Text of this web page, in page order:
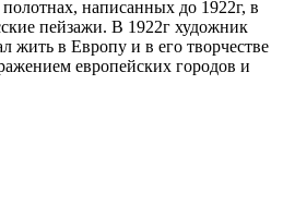
написанных до 1922г, в
пейзажи. В 1922г художник
жить в Европу и в его творчестве
европейских городов и